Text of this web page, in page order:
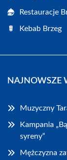
Restauracje
Kebab Brzeg
NAJNOWSZE
Muzyczny
Kampania
syreny”
Mężczyzna